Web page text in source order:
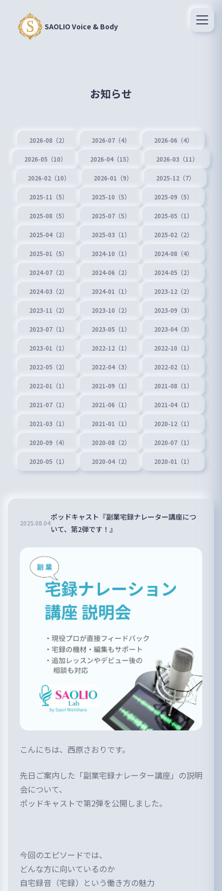
SAOLIO Voice & Body
お知らせ
2026-08（2） 2026-07（4） 2026-06（4）
2026-05（10） 2026-04（15） 2026-03（11）
2026-02（10） 2026-01（9） 2025-12（7）
2025-11（5） 2025-10（5） 2025-09（5）
2025-08（5） 2025-07（5） 2025-05（1）
2025-04（2） 2025-03（1） 2025-02（2）
2025-01（5） 2024-10（1） 2024-08（4）
2024-07（2） 2024-06（2） 2024-05（2）
2024-03（2） 2024-01（1） 2023-12（2）
2023-11（2） 2023-10（2） 2023-09（3）
2023-07（1） 2023-05（1） 2023-04（3）
2023-01（1） 2022-12（1） 2022-10（1）
2022-05（2） 2022-04（3） 2022-02（1）
2022-01（1） 2021-09（1） 2021-08（1）
2021-07（1） 2021-06（1） 2021-04（1）
2021-03（1） 2021-01（1） 2020-12（1）
2020-09（4） 2020-08（2） 2020-07（1）
2020-05（1） 2020-04（2） 2020-01（1）
2025.08.04
ポッドキャスト『副業宅録ナレーター講座につ
いて、第2弾です！』
こんにちは、西原さおりです。
先日ご案内した「副業宅録ナレーター講座」の説明
会について、
ポッドキャストで第2弾を公開しました。
今回のエピソードでは、
どんな方に向いているのか
自宅録音（宅録）という働き方の魅力